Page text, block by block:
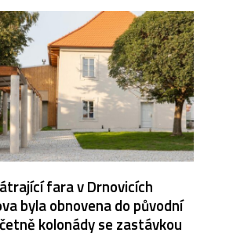
fara v Drnovicích
byla obnovena do původní
kolonády se zastávkou